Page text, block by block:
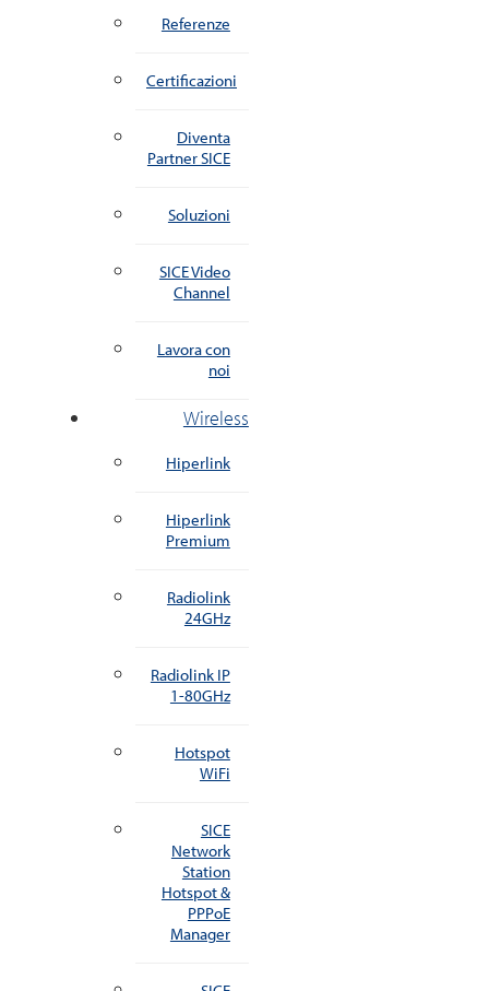
Referenze
Certificazioni
Diventa
Partner SICE
Soluzioni
SICE Video
Channel
Lavora con
noi
Wireless
Hiperlink
Hiperlink
Premium
Radiolink
24GHz
Radiolink IP
1-80GHz
Hotspot
WiFi
SICE
Network
Station
Hotspot &
PPPoE
Manager